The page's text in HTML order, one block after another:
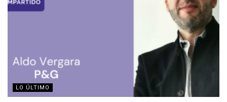
LO ÚLTIMO